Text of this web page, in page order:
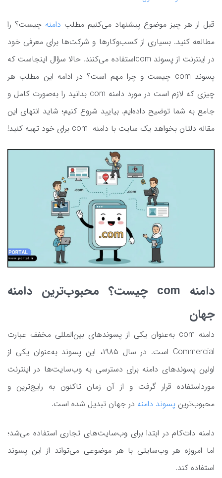
قبل از هر چیز موضوع پیشنهاد می‌کنیم مطلب دامنه چیست؟ را
مطالعه کنید. بسیاری از کسب‌وکارها و شرکت‌ها برای معرفی خود
در اینترنت از پسوند comاستفاده می‌کنند. حالا سؤال اینجاست که
پسوند com چیست و چرا مهم است؟ در ادامه این مطلب هر
چیزی که لازم است در مورد دامنه com بدانید را به‌صورت کامل و
جامع به شما توضیح داده‌ایم. بیایید شروع کنیم؛ شاید انتهای این
مقاله دلتان بخواهد یک سایت با دامنه com برای خود تهیه کنید!
دامنه com چیست؟ محبوب‌ترین دامنه
جهان
دامنه com به‌عنوان یکی از پسوندهای بین‌المللی مخفف عبارت
Commercial است. در سال ۱۹۸۵، این پسوند به‌عنوان یکی از
اولین پسوندهای دامنه برای دسترسی به وب‌سایت‌ها در اینترنت
مورداستفاده قرار گرفت و از آن زمان تاکنون به رایج‌ترین و
محبوب‌ترین پسوند دامنه در جهان تبدیل شده‌ است.
دامنه دات‌کام در ابتدا برای وب‌سایت‌های تجاری استفاده می‌شد؛
اما امروزه هر وب‌سایتی با هر موضوعی می‌تواند از این پسوند
استفاده کند.